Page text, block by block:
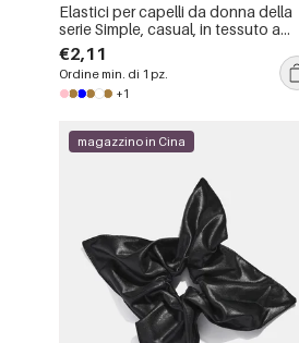
Elastici per capelli da donna della
serie Simple, casual, in tessuto a
colori misti.
€2,11
Ordine min. di 1 pz.
+1
magazzino in Cina